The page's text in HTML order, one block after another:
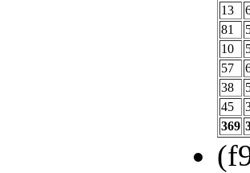
13
81
10
57
38
45
369